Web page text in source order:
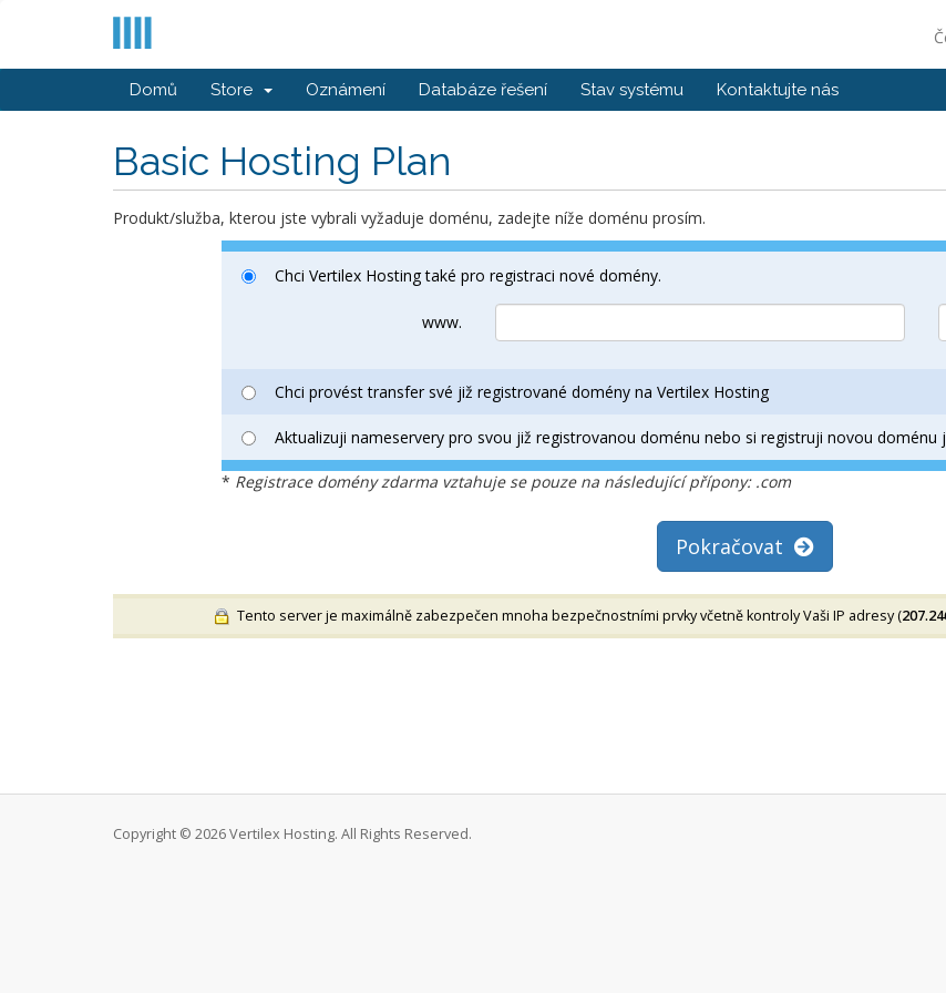
Domů Store Oznámení Databáze řešení Stav systému Kontaktujte nás
Basic Hosting Plan
Produkt/služba, kterou jste vybrali vyžaduje doménu, zadejte níže doménu prosím.
Chci Vertilex Hosting také pro registraci nové domény.
www.
Chci provést transfer své již registrované domény na Vertilex Hosting
Aktualizuji nameservery pro svou již registrovanou doménu nebo si registruji novou doménu
* Registrace domény zdarma vztahuje se pouze na následující přípony: .com
Pokračovat
Tento server je maximálně zabezpečen mnoha bezpečnostními prvky včetně kontroly Vaši IP adresy (
Copyright © 2026 Vertilex Hosting. All Rights Reserved.